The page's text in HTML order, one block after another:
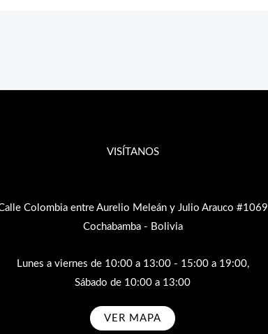
VISÍTANOS
Colombia entre Aurelio Meleán y Julio Arauco #1069
Cochabamba - Bolivia
Lunes a viernes de 10:00 a 13:00 - 15:00 a 19:00,
Sábado de 10:00 a 13:00
VER MAPA